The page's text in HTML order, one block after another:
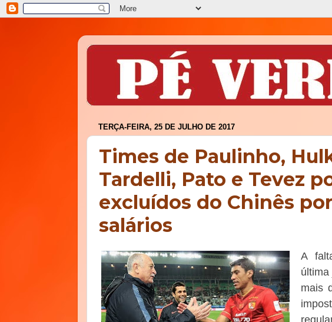
TERÇA-FEIRA, 25 DE JULHO DE 2017
Times de Paulinho,
Tardelli, Pato e Tevez
excluídos do Chinês
salários
A
mais